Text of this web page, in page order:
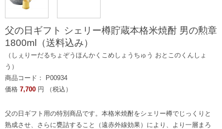
父の日ギフト シェリー樽貯蔵本格米焼酎 男の勲章
1800ml（送料込み）
（しぇりーだるちょぞうほんかくこめしょうちゅう おとこのくんしょ
う）
商品コード： P00934
価格 7,700 円 （税込）
父の日ギフト用の特別商品です。本格米焼酎をシェリー樽でじっくりと
熟成させ、さらに甕詰すること（遠赤外線効果）により、より一層まろ